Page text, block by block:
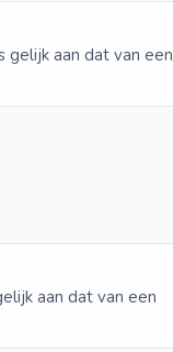
gelijk aan dat van een
aan dat van een